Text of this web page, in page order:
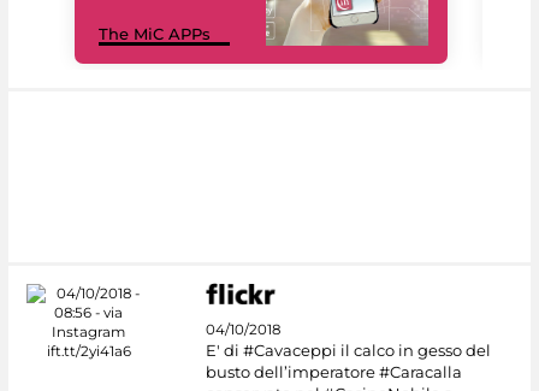
The MiC APPs
04/10/2018
E' di #Cavaceppi il calco in gesso del
busto dell’imperatore #Caracalla